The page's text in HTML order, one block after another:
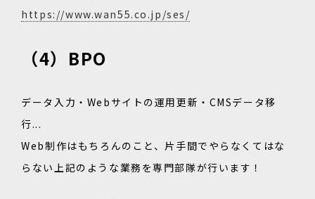
https://www.wan55.co.jp/ses/
（4）BPO
データ入力・Webサイトの運用更新・CMSデータ移
行...
Web制作はもちろんのこと、片手間でやらなくてはな
らない 上記のような業務を専門部隊が行います！